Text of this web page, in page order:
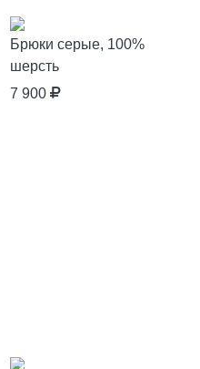
Брюки серые, 100%
шерсть
7 900